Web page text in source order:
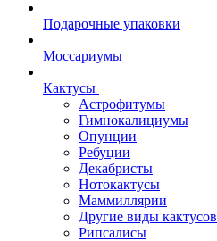
Подарочные упаковки
Моссариумы
Кактусы
Астрофитумы
Гимнокалициумы
Опунции
Ребуции
Декабристы
Нотокактусы
Маммиллярии
Другие виды кактусов
Рипсалисы